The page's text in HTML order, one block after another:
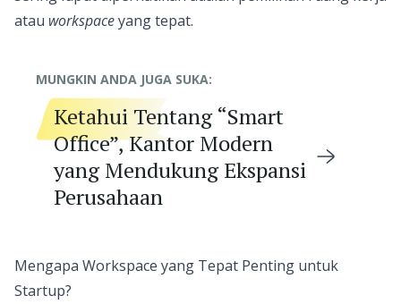
atau workspaceyang tepat.
MUNGKIN ANDA JUGA SUKA:
Ketahui Tentang “Smart
Office”, Kantor Modern
yang Mendukung Ekspansi
Perusahaan
Mengapa Workspace yang Tepat Penting untuk
Startup?